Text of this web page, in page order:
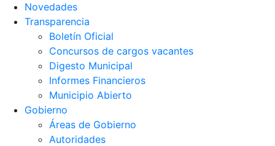
Novedades
Transparencia
Boletín Oficial
Concursos de cargos vacantes
Digesto Municipal
Informes Financieros
Municipio Abierto
Gobierno
Áreas de Gobierno
Autoridades